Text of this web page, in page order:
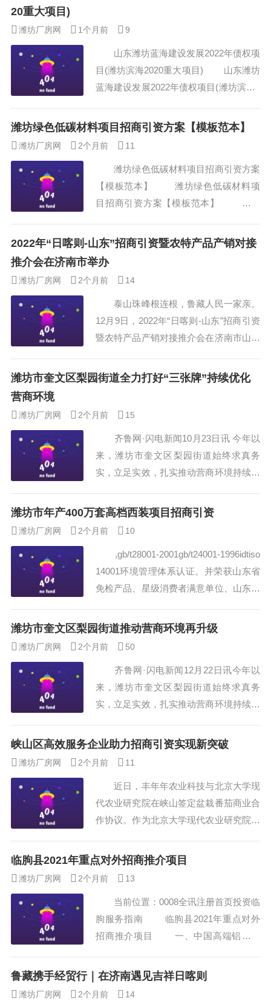
同富裕探路扎实开局，临朐上下正升腾着
澎湃活力，展现出万千气象。 “奋楫
扬帆风正劲，勇立潮头逐浪高...
20重大项目)
潍坊厂房网 1个月前 9
山东潍坊蓝海建设发展2022年债权项
目(潍坊滨海2020重大项目) 山东潍坊
蓝海建设发展2022年债权项目(潍坊滨海2
东潍坊蓝海建设发展2022年债权项目你们
一次会议提交的《关于济南市2016年国民
经济和......
潍坊绿色低碳材料项目招商引资方案【模板范本】
潍坊厂房网 2个月前 11
潍坊绿色低碳材料项目招商引资方案
【模板范本】 潍坊绿色低碳材料项
目招商引资方案【模板范本】 泓域
目录第一章背景、必要性分析18第二章项
目建设单位说明27公司合并资产负债表主
要数据27公司合并利润表主要数据31泓域
咨询潍坊绿色低碳材料项目招商引资方案
第三章绪论47十一、主要经济指标一览表
47主要经济指标一...
2022年“日喀则-山东”招商引资暨农特产品产销对接
推介会在济南市举办
潍坊厂房网 2个月前 14
泰山珠峰根连根，鲁藏人民一家亲。
12月9日，2022年“日喀则-山东”招商引资
暨农特产品产销对接推介会在济南市山东
——游珠峰之乡•品云上臻品”为主题，向
产品和独特文化。 本次活动由日喀
则市人民政府、山东省商务厅、山东省援
藏干部中心管理组共同主办，日喀...
潍坊市奎文区梨园街道全力打好“三张牌”持续优化
营商环境
潍坊厂房网 2个月前 15
齐鲁网·闪电新闻10月23日讯 今年以
来，潍坊市奎文区梨园街道始终求真务
实，立足实效，扎实推动营商环境持续优
围，进一步推动经济社会发展。 街
已经落户世博商务大厦18层并与富迪投资
达成合作，山东邦士环保科技有限公司作
为全区“双招双引”重点合作项...
潍坊市年产400万套高档西装项目招商引资
潍坊厂房网 2个月前 10
,gb/t28001-2001gb/t24001-1996idtiso
14001环境管理体系认证。并荣获山东省
免检产品、星级消费者满意单位、山东省
省著名商标等荣誉称号 项目占地面
万平方米，职工宿舍1.44万平方米，职工
食堂7500平方米，研发、...
潍坊市奎文区梨园街道推动营商环境再升级
潍坊厂房网 2个月前 50
齐鲁网·闪电新闻12月22日讯今年以
来，潍坊市奎文区梨园街道始终求真务
实，立足实效，扎实推动营商环境持续优
经济社会发展。 精准发力招商引
续发力。山东邦士环保科技有限公司作为
全区“双招双引”重点合作项目已签约，并
在世博国际注册；街道进一...
峡山区高效服务企业助力招商引资实现新突破
潍坊厂房网 2个月前 11
近日，丰年年农业科技与北京大学现
代农业研究院在峡山签定盆栽番茄商业合
作协议。作为北京大学现代农业研究院首
研发的“潍美t系列”盆栽番茄新品种，在数
普教培产品开发、品牌宣传等方面展开深
入合作，形成科技种业、数字农业领域的
产学研高效联动。 图为：丰年年农
业科技...
临朐县2021年重点对外招商推介项目
潍坊厂房网 2个月前 13
当前位置：0008全讯注册首页投资临
朐服务指南 临朐县2021年重点对外
招商推介项目 一、中国高端铝加工
中国高端铝加工产业园项目 园区概
鲁藏携手经贸行｜在济南遇见吉祥日喀则
潍坊厂房网 2个月前 14